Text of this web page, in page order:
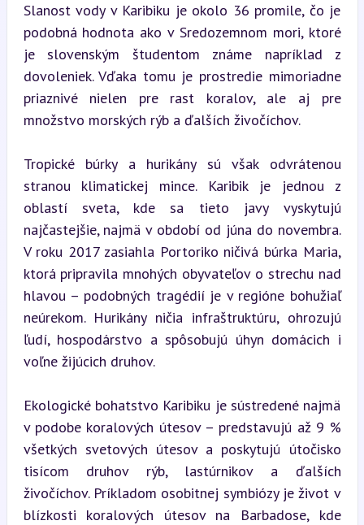
Slanost vody v Karibiku je okolo 36 promile, čo je
podobná hodnota ako v Sredozemnom mori, ktoré
je slovenským študentom známe napríklad z
dovoleniek. Vďaka tomu je prostredie mimoriadne
priaznivé nielen pre rast koralov, ale aj pre
množstvo morských rýb a ďalších živočíchov.
Tropické búrky a hurikány sú však odvrátenou
stranou klimatickej mince. Karibik je jednou z
oblastí sveta, kde sa tieto javy vyskytujú
najčastejšie, najmä v období od júna do novembra.
V roku 2017 zasiahla Portoriko ničivá búrka Maria,
ktorá pripravila mnohých obyvateľov o strechu nad
hlavou – podobných tragédií je v regióne bohužiaľ
neúrekom. Hurikány ničia infraštruktúru, ohrozujú
ľudí, hospodárstvo a spôsobujú úhyn domácich i
voľne žijúcich druhov.
Ekologické bohatstvo Karibiku je sústredené najmä
v podobe koralových útesov – predstavujú až 9 %
všetkých svetových útesov a poskytujú útočisko
tisícom druhov rýb, lastúrnikov a ďalších
živočíchov. Príkladom osobitnej symbiózy je život v
blízkosti koralových útesov na Barbadose, kde